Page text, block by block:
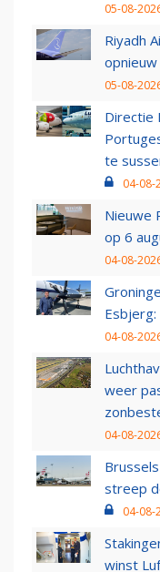
05-08-
Riyadh
05-08-
Directie
te
04-08-
Nieuwe
op 6
04-08-
04-08-
weer
04-08-
streep
04-08-
winst